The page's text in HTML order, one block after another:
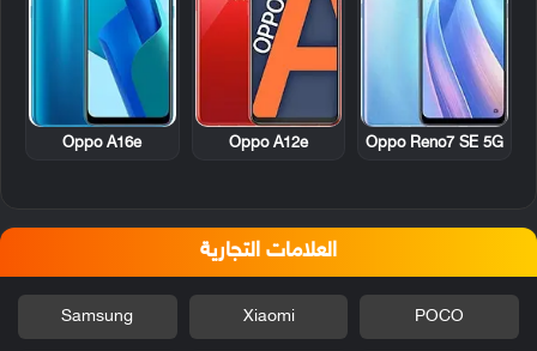
Oppo Reno7 SE 5G
Oppo A12e
Oppo A16e
العلامات التجارية
POCO
Xiaomi
Samsung